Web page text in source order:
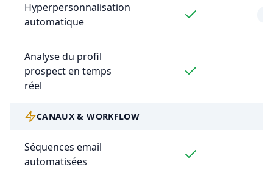
Hyperpersonnalisation
automatique
Analyse du profil
prospect en temps
réel
CANAUX & WORKFLOW
Séquences email
automatisées